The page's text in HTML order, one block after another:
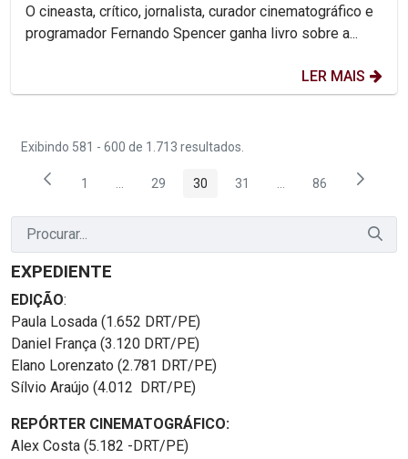
O cineasta, crítico, jornalista, curador cinematográfico e
programador Fernando Spencer ganha livro sobre a...
LER MAIS
Exibindo 581 - 600 de 1.713 resultados.
Página
1 Páginas intermediárias Usar ABA para navegar.
Página
29 Página
30 Página
31 PáginasPágina
86
EXPEDIENTE
EDIÇÃO:
Paula Losada (1.652 DRT/PE)
Daniel França (3.120 DRT/PE)
Elano Lorenzato (2.781 DRT/PE)
Sílvio Araújo (4.012 DRT/PE)
REPÓRTER CINEMATOGRÁFICO:
Alex Costa (5.182 -DRT/PE)